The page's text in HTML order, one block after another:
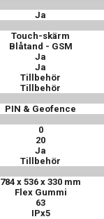
Ja
Touch-skärm
Blåtand - GSM
Ja
Ja
Tillbehör
Tillbehör
PIN & Geofence
0
20
Ja
Tillbehör
784 x 536 x 330 mm
Flex Gummi
63
IPx5